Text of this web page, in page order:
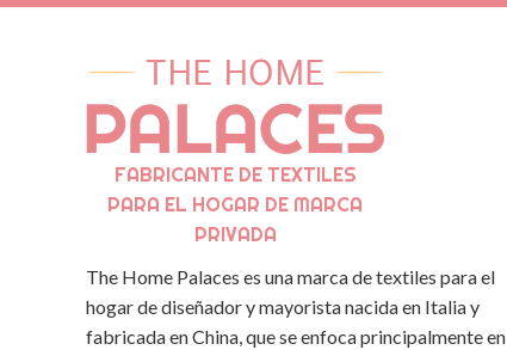
FABRICANTE DE TEXTILES
PARA EL HOGAR DE MARCA
PRIVADA
The Home Palaces es una marca de textiles para el
hogar de diseñador y mayorista nacida en Italia y
fabricada en China, que se enfoca principalmente en